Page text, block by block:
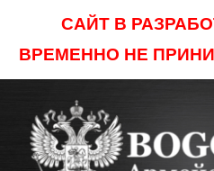
САЙТ В
ВРЕМЕННО НЕ
content